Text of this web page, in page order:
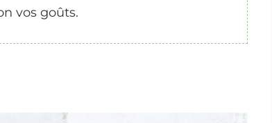
vos goûts.